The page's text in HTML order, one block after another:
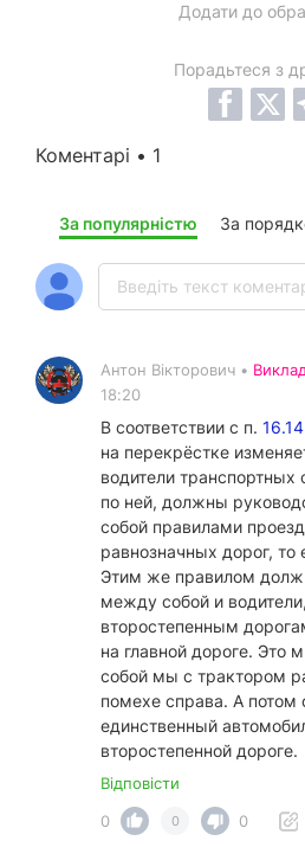
Додати до
Порадьтеся з
Коментарі • 1
За популярністю За
Антон Вікторович •
18:20
В соответствии с п.
на перекрёстке
водители
по ней, должны
собой правилами
равнозначных дорог, то
Этим же правилом
между собой и
второстепенным
на главной дороге. Это
собой мы с трактором
помехе справа. А потом
единственный
второстепенной дороге.
Відповісти
0
0 0